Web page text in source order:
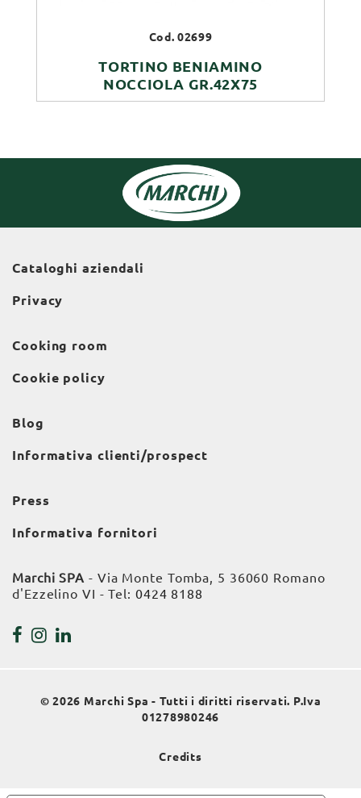
Cod. 02699
TORTINO BENIAMINO
NOCCIOLA GR.42X75
Cataloghi aziendali
Privacy
Cooking room
Cookie policy
Blog
Informativa clienti/prospect
Press
Informativa fornitori
Marchi SPA - Via Monte Tomba, 5 36060 Romano
d'Ezzelino VI - Tel: 0424 8188
© 2026 Marchi Spa - Tutti i diritti riservati. P.Iva
01278980246
Credits